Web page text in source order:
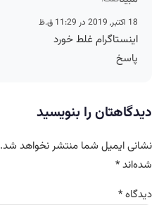
18 اکتبر, 2019 در 11:29 ق.ظ
اینستاگرام غلط خورد
پاسخ
دیدگاهتان را بنویسید
نشانی ایمیل شما منتشر نخواهد شد.
شده‌اند*
دیدگاه*